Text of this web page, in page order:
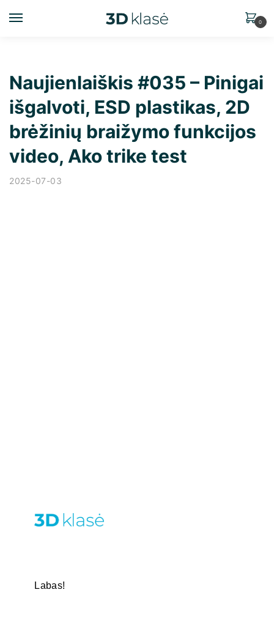
0
Naujienlaiškis #035 – Pinigai
išgalvoti, ESD plastikas, 2D
brėžinių braižymo funkcijos
video, Ako trike test
2025-07-03
Labas!